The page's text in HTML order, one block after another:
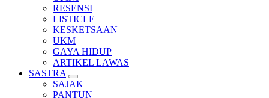
RESENSI
LISTICLE
KESKETSAAN
UKM
GAYA HIDUP
ARTIKEL LAWAS
SASTRA
SAJAK
PANTUN